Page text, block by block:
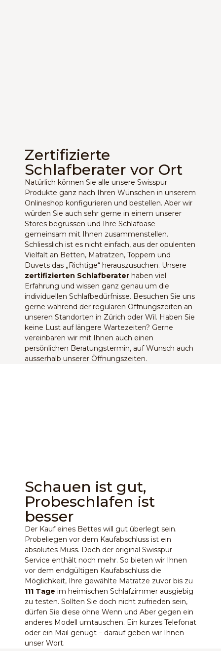
Zertifizierte
Schlafberater vor Ort
Natürlich können Sie alle unsere Swisspur
Produkte ganz nach Ihren Wünschen in unserem
Onlineshop konfigurieren und bestellen. Aber wir
würden Sie auch sehr gerne in einem unserer
Stores begrüssen und Ihre Schlafoase
gemeinsam mit Ihnen zusammenstellen.
Schliesslich ist es nicht einfach, aus der opulenten
Vielfalt an Betten, Matratzen, Toppern und
Duvets das „Richtige“ herauszusuchen. Unsere
zertifizierten Schlafberater haben viel
Erfahrung und wissen ganz genau um die
individuellen Schlafbedürfnisse. Besuchen Sie uns
gerne während der regulären Öffnungszeiten an
unseren Standorten in Zürich oder Wil. Haben Sie
keine Lust auf längere Wartezeiten? Gerne
vereinbaren wir mit Ihnen auch einen
persönlichen Beratungstermin, auf Wunsch auch
ausserhalb unserer Öffnungszeiten.
Schauen ist gut,
Probeschlafen ist
besser
Der Kauf eines Bettes will gut überlegt sein.
Probeliegen vor dem Kaufabschluss ist ein
absolutes Muss. Doch der original Swisspur
Service enthält noch mehr. So bieten wir Ihnen
vor dem endgültigen Kaufabschluss die
Möglichkeit, Ihre gewählte Matratze zuvor bis zu
111 Tage im heimischen Schlafzimmer ausgiebig
zu testen. Sollten Sie doch nicht zufrieden sein,
dürfen Sie diese ohne Wenn und Aber gegen ein
anderes Modell umtauschen. Ein kurzes Telefonat
oder ein Mail genügt – darauf geben wir Ihnen
unser Wort.